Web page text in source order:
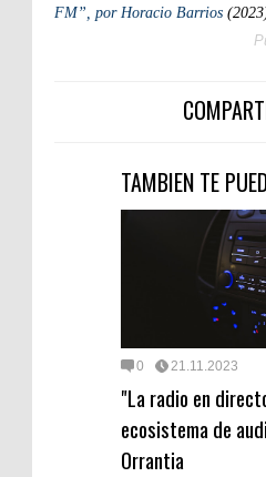
FM”, por Horacio Barrios
TAMBIEN TE
0 21.11.2023
"La radio en
ecosistema de
Orrantia